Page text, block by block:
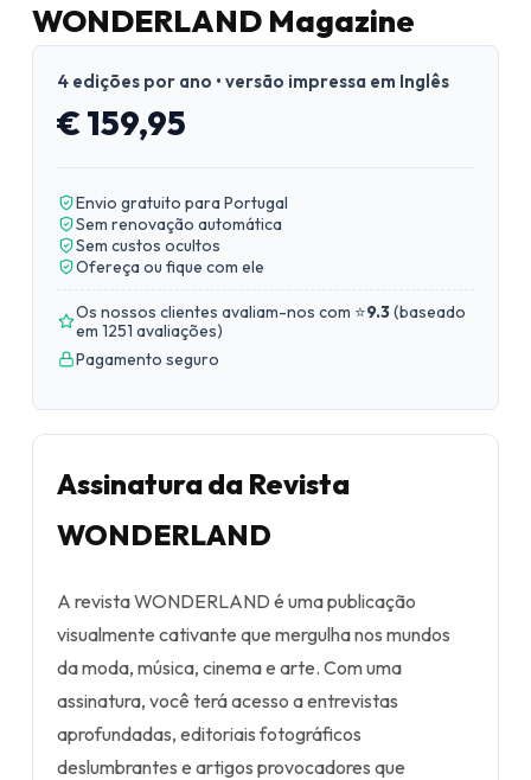
WONDERLAND Magazine
4 edições por ano • versão impressa em Inglês
€ 159,95
Envio gratuito para Portugal
Sem renovação automática
Sem custos ocultos
Ofereça ou fique com ele
Os nossos clientes avaliam-nos com ⭐9.3(baseado
em 1251 avaliações)
Pagamento seguro
Assinatura da Revista
WONDERLAND
A revista WONDERLAND é uma publicação
visualmente cativante que mergulha nos mundos
da moda, música, cinema e arte. Com uma
assinatura, você terá acesso a entrevistas
aprofundadas, editoriais fotográficos
deslumbrantes e artigos provocadores que